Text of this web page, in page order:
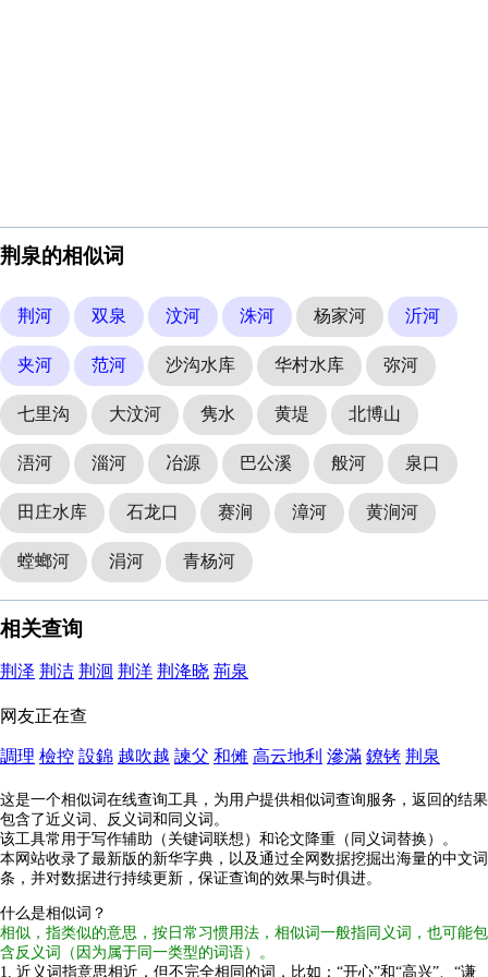
荆泉的相似词
荆河 双泉 汶河 洙河 杨家河 沂河
夹河 范河 沙沟水库 华村水库 弥河
七里沟 大汶河 隽水 黄堤 北博山
浯河 淄河 冶源 巴公溪 般河 泉口
田庄水库 石龙口 赛涧 漳河 黄涧河
螳螂河 涓河 青杨河
相关查询
荆泽 荆洁 荆洄 荆洋 荆洚晓 荊泉
网友正在查
調理 檢控 設錦 越吹越 諫父 和傩 高云地利 滲滿 鐐铐 荆泉
这是一个相似词在线查询工具，为用户提供相似词查询服务，返回的结果
包含了近义词、反义词和同义词。
该工具常用于写作辅助（关键词联想）和论文降重（同义词替换）。
本网站收录了最新版的新华字典，以及通过全网数据挖掘出海量的中文词
条，并对数据进行持续更新，保证查询的效果与时俱进。
什么是相似词？
相似，指类似的意思，按日常习惯用法，相似词一般指同义词，也可能包
含反义词（因为属于同一类型的词语）。
1. 近义词指意思相近，但不完全相同的词，比如：“开心”和“高兴”、“谦